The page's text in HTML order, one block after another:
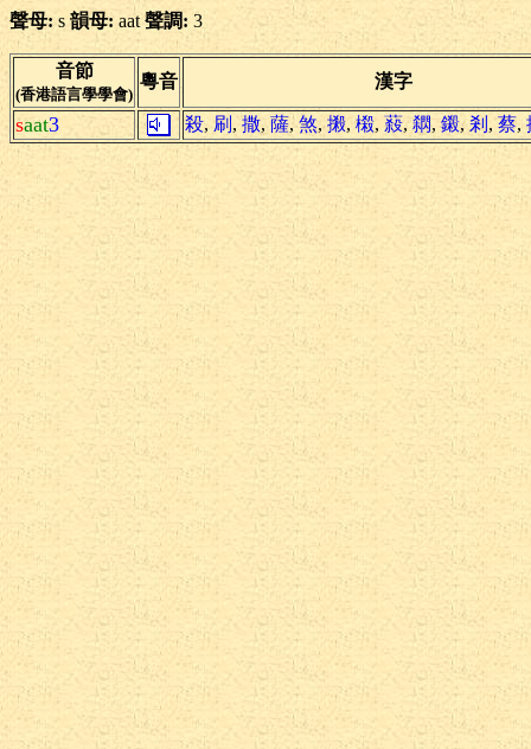
聲母: s 韻母: aat 聲調: 3
音節
(香港語言學學會)
粵音 漢字
saat3 殺, 刷 , 撒,薩,煞,摋,樧, 蔱, 閷, 鎩, 剎 ,蔡,